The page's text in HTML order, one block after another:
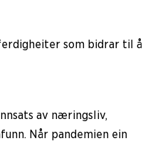
som bidrar til å
av næringsliv,
Når pandemien ein